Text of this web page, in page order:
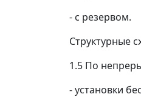
- с резервом.
Структурные
1.5 По
- установки